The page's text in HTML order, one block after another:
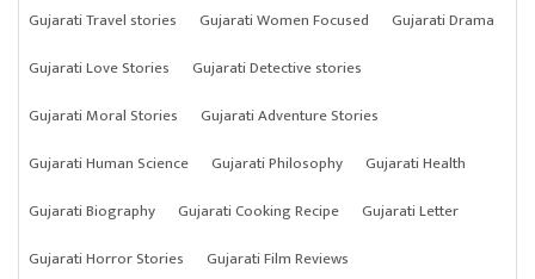
Gujarati Travel stories
Gujarati Women Focused
Gujarati Drama
Gujarati Love Stories
Gujarati Detective stories
Gujarati Moral Stories
Gujarati Adventure Stories
Gujarati Human Science
Gujarati Philosophy
Gujarati Health
Gujarati Biography
Gujarati Cooking Recipe
Gujarati Letter
Gujarati Horror Stories
Gujarati Film Reviews